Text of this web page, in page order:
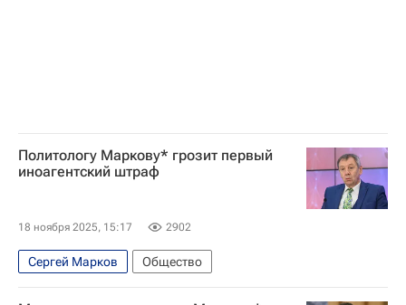
Политологу Маркову* грозит первый
иноагентский штраф
18 ноября 2025, 15:17 2902
Сергей Марков Общество